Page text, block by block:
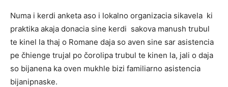
Numa i kerdi anketa aso i lokalno organizacia sikavela ki
praktika akaja donacia sine kerdi sakova manush trubul
te kinel la thaj o Romane daja so aven sine sar asistencia
pe čhienge trujal po čorolipa trubul te kinen la, jali o daja
so bijanena ka oven mukhle bizi familiarno asistencia
bijanipnaske.